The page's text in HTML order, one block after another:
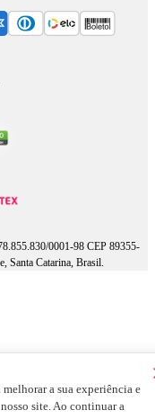
a sua experiência e
site. Ao continuar a
0001-98 CEP 89355-
Santa Catarina, Brasil.